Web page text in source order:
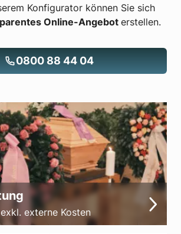
Konfigurator können Sie sich
Online-Angebot erstellen.
0800 88 44 04
exkl. externe Kosten